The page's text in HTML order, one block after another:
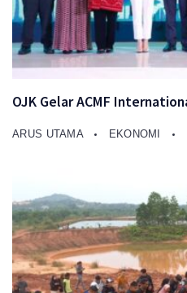
OJK Gelar ACMF
ARUS UTAMA EKONOMI